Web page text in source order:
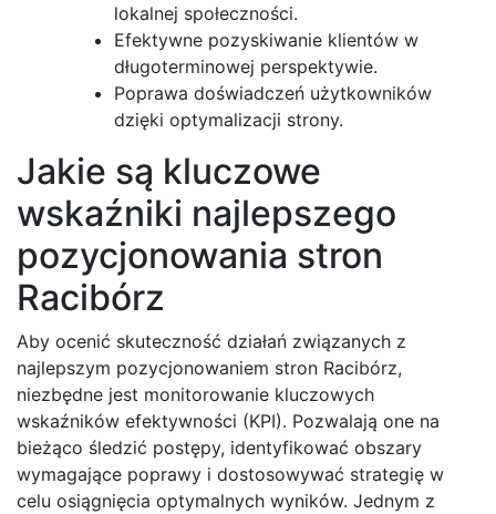
lokalnej społeczności.
Efektywne pozyskiwanie klientów w
długoterminowej perspektywie.
Poprawa doświadczeń użytkowników
dzięki optymalizacji strony.
Jakie są kluczowe
wskaźniki najlepszego
pozycjonowania stron
Racibórz
Aby ocenić skuteczność działań związanych z
najlepszym pozycjonowaniem stron Racibórz,
niezbędne jest monitorowanie kluczowych
wskaźników efektywności (KPI). Pozwalają one na
bieżąco śledzić postępy, identyfikować obszary
wymagające poprawy i dostosowywać strategię w
celu osiągnięcia optymalnych wyników. Jednym z